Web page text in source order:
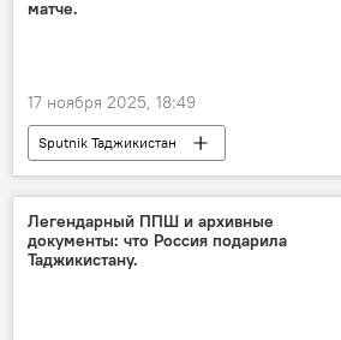
матче.
17 ноября 2025, 18:49
Sputnik Таджикистан
Легендарный ППШ и архивные
документы: что Россия подарила
Таджикистану.